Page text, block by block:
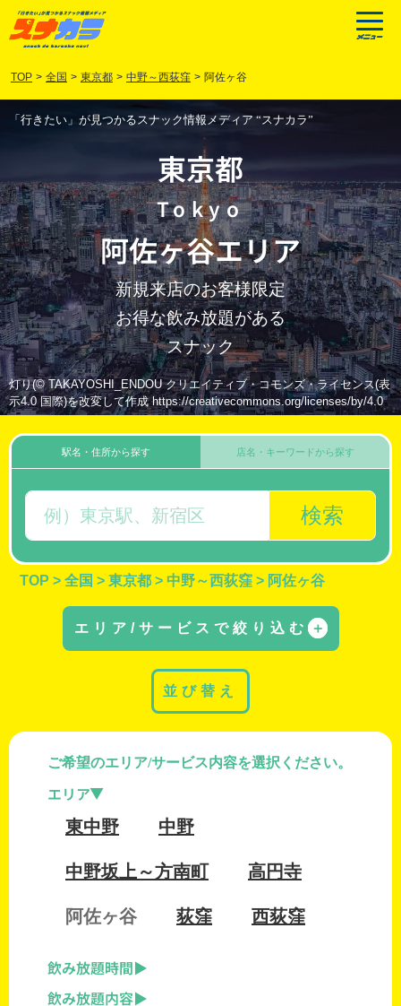
TOP > 全国 > 東京都 > 中野～西荻窪 > 阿佐ヶ谷
「行きたい」が見つかるスナック情報メディア “スナカラ”
東京都
Tokyo
阿佐ヶ谷エリア
新規来店のお客様限定
お得な飲み放題がある
スナック
灯り(© TAKAYOSHI_ENDOU クリエイティブ・コモンズ・ライセンス(表
示4.0 国際)を改変して作成 https://creativecommons.org/licenses/by/4.0
駅名・住所から探す
検索
店名・キーワードから探す
TOP > 全国 > 東京都 > 中野～西荻窪 > 阿佐ヶ谷
エリア/サービスで絞り込む ＋
ご希望のエリア/サービス内容を選択ください。
エリア
東中野 中野
中野坂上～方南町 高円寺
阿佐ヶ谷 荻窪 西荻窪
飲み放題時間
飲み放題内容
並び替え